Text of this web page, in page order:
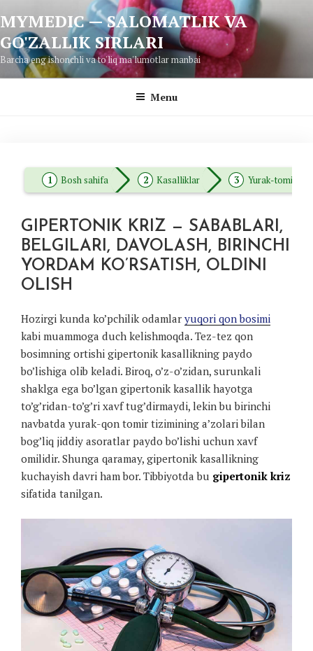
to
content
MYMEDIC — SALOMATLIK VA
GO'ZALLIK SIRLARI
Barcha eng ishonchli va to'liq ma'lumotlar manbai
Menu
Bosh sahifa Kasalliklar Yurak-tomir
GIPERTONIK KRIZ — SABABLARI,
BELGILARI, DAVOLASH, BIRINCHI
YORDAM KO’RSATISH, OLDINI
OLISH
Hozirgi kunda ko’pchilik odamlar yuqori qon bosimi
kabi muammoga duch kelishmoqda. Tez-tez qon
bosimning ortishi gipertonik kasallikning paydo
bo’lishiga olib keladi. Biroq, o’z-o’zidan, surunkali
shaklga ega bo’lgan gipertonik kasallik hayotga
to’g’ridan-to’g’ri xavf tug’dirmaydi, lekin bu birinchi
navbatda yurak-qon tomir tizimining a’zolari bilan
bog’liq jiddiy asoratlar paydo bo’lishi uchun xavf
omilidir. Shunga qaramay, gipertonik kasallikning
kuchayish davri ham bor. Tibbiyotda bu gipertonik kriz
sifatida tanilgan.